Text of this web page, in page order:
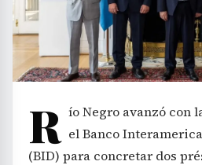
R ío Negro avanzó con
el Banco
(BID) para concretar dos